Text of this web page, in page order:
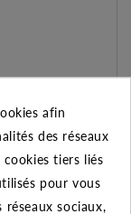
afin
des réseaux
tiers liés
pour vous
sociaux,